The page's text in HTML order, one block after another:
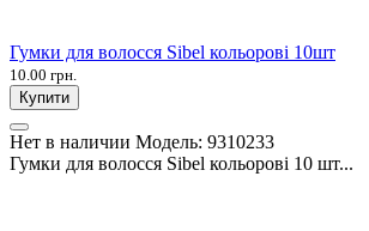
Гумки для волосся Sibel кольорові 10шт
10.00 грн.
Купити
Нет в наличии Модель: 9310233
Гумки для волосся Sibel кольорові 10 шт...